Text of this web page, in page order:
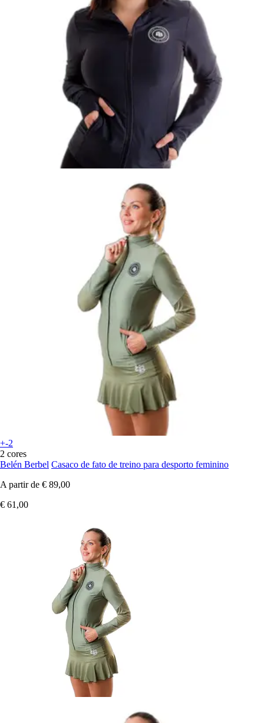
+-2
2 cores
Belén Berbel Casaco de fato de treino para desporto feminino
A partir de € 89,00
€ 61,00